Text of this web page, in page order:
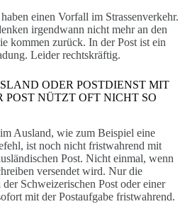
einen Vorfall im Strassenverkehr.
irgendwann nicht mehr an den
kommen zurück. In der Post ist ein
Leider rechtskräftig.
ODER POSTDIENST MIT
NÜTZT OFT NICHT SO
Ausland, wie zum Beispiel eine
ist noch nicht fristwahrend mit
Post. Nicht einmal, wenn
versendet wird. Nur die
Schweizerischen Post oder einer
mit der Postaufgabe fristwahrend.